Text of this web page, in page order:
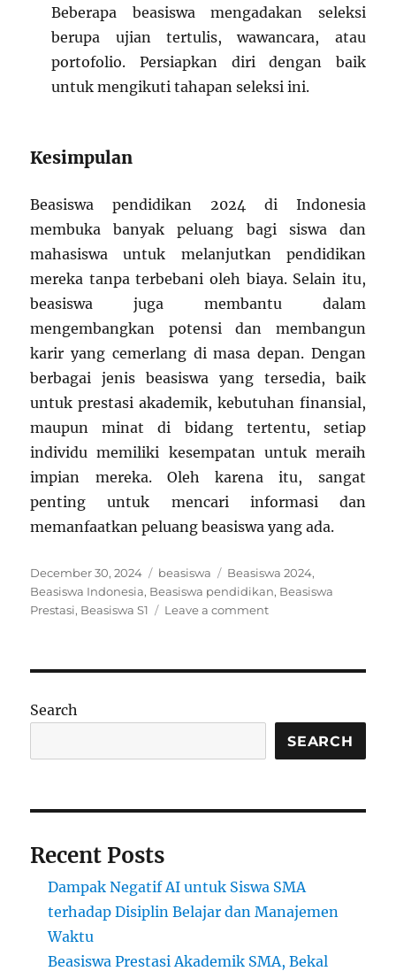
Beberapa beasiswa mengadakan seleksi
berupa ujian tertulis, wawancara, atau
portofolio. Persiapkan diri dengan baik
untuk mengikuti tahapan seleksi ini.
Kesimpulan
Beasiswa pendidikan 2024 di Indonesia
membuka banyak peluang bagi siswa dan
mahasiswa untuk melanjutkan pendidikan
mereka tanpa terbebani oleh biaya. Selain itu,
beasiswa juga membantu dalam
mengembangkan potensi dan membangun
karir yang cemerlang di masa depan. Dengan
berbagai jenis beasiswa yang tersedia, baik
untuk prestasi akademik, kebutuhan finansial,
maupun minat di bidang tertentu, setiap
individu memiliki kesempatan untuk meraih
impian mereka. Oleh karena itu, sangat
penting untuk mencari informasi dan
memanfaatkan peluang beasiswa yang ada.
Posted
on
December 30, 2024 Categories
beasiswa Tags
Beasiswa 2024,
Beasiswa Indonesia, Beasiswa pendidikan, Beasiswa
Prestasi, Beasiswa S1 Leave a commenton
Peluang
dan
Manfaat
Depan
Search
SEARCH
Recent Posts
Dampak Negatif AI untuk Siswa SMA
terhadap Disiplin Belajar dan Manajemen
Waktu
Beasiswa Prestasi Akademik SMA, Bekal